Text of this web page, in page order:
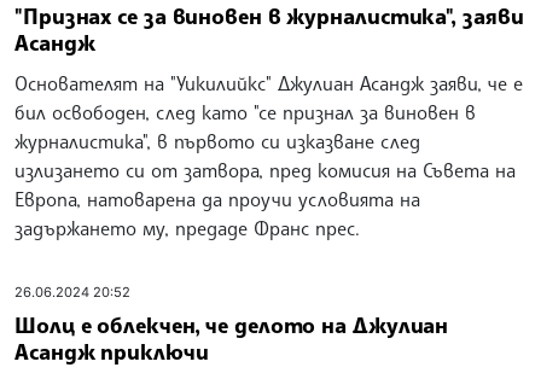
"Признах се за виновен в журналистика", заяви
Асандж
Основателят на "Уикилийкс" Джулиан Асандж заяви, че е
бил освободен, след като "се признал за виновен в
журналистика", в първото си изказване след
излизането си от затвора, пред комисия на Съвета на
Европа, натоварена да проучи условията на
задържането му, предаде Франс прес.
26.06.2024 20:52
Шолц е облекчен, че делото на Джулиан
Асандж приключи